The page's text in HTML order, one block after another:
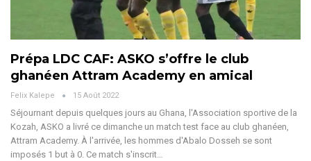
Prépa LDC CAF: ASKO s’offre le club
ghanéen Attram Academy en amical
Felix Kalepe 15 Août 2022
Séjournant depuis quelques jours au Ghana, l'Association sportive de la
Kozah, ASKO a livré ce dimanche un match test face au club ghanéen,
Attram Academy. À l'arrivée, les hommes d'Abalo Dosseh se sont
imposés 1 but à 0. Ce match s'inscrit…